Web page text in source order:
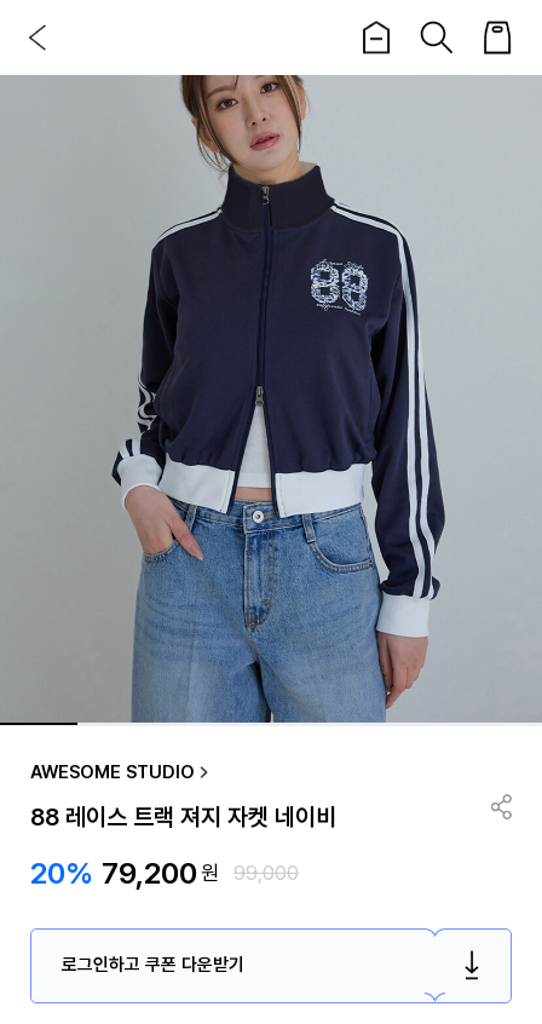
AWESOME STUDIO
88 레이스 트랙 져지 자켓 네이비
20% 79,200원 99,000
로그인하고 쿠폰 다운받기